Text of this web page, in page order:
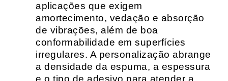
aplicações que exigem
amortecimento, vedação e absorção
de vibrações, além de boa
conformabilidade em superfícies
irregulares. A personalização abrange
a densidade da espuma, a espessura
e o tipo de adesivo para atender a